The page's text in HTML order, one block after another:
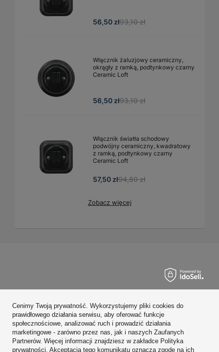
56,50 zł93,10 zł
Włącznik żaluzjowy ceramiczny,
okrągły z ramką, podtynkowy czarny
Ceramic Loft
56,50 zł93,10 zł
Włącznik światła schodowy
podwójny ceramiczny, kwadratowy
z ramką, podtynkowy czarny
Ceramic Loft
57,50 zł94,80 zł
Zobacz więcej
Konto
Regulaminy
Zobacz również
Cenimy Twoją prywatność. Wykorzystujemy pliki cookies do
prawidłowego działania serwisu, aby oferować funkcje
społecznościowe, analizować ruch i prowadzić działania
marketingowe - zarówno przez nas, jak i naszych Zaufanych
Partnerów. Więcej informacji znajdziesz w zakładce Polityka
prywatności. Akceptacja tego komunikatu oznacza zgodę na ich